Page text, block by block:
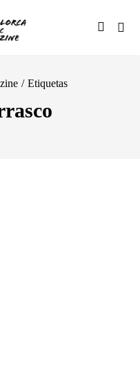
/ Etiquetas